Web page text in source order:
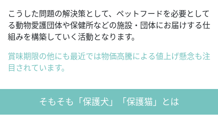
こうした問題の解決策として、ペットフードを必要として
る動物愛護団体や保健所などの施設・団体にお届けする仕
組みを構築していく活動となります。
賞味期限の他にも最近では物価高騰による値上げ懸念も注
目されています。
そもそも「保護犬」「保護猫」とは